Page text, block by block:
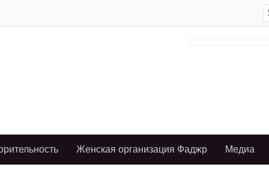
Женская организация Фаджр Медиа